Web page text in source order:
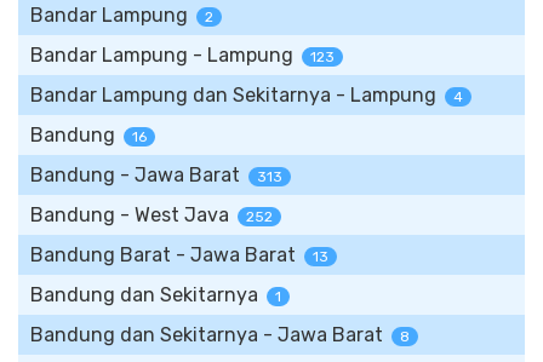
Bandar Lampung 2
Bandar Lampung - Lampung 123
Bandar Lampung dan Sekitarnya - Lampung 4
Bandung 16
Bandung - Jawa Barat 313
Bandung - West Java 252
Bandung Barat - Jawa Barat 13
Bandung dan Sekitarnya 1
Bandung dan Sekitarnya - Jawa Barat 8